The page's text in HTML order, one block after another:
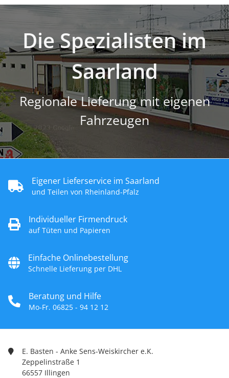
Die Spezialisten im
Saarland
Regionale Lieferung mit eigenen
Fahrzeugen
Eigener Lieferservice im Saarland
und Teilen von Rheinland-Pfalz
Individueller Firmendruck
auf Tüten und Papieren
Einfache Onlinebestellung
Schnelle Lieferung per DHL
Beratung und Hilfe
Mo-Fr. 06825 - 94 12 12
E. Basten - Anke Sens-Weiskircher e.K.
Zeppelinstraße 1
66557 Illingen